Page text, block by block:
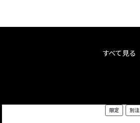
すべて見る
限定 別注